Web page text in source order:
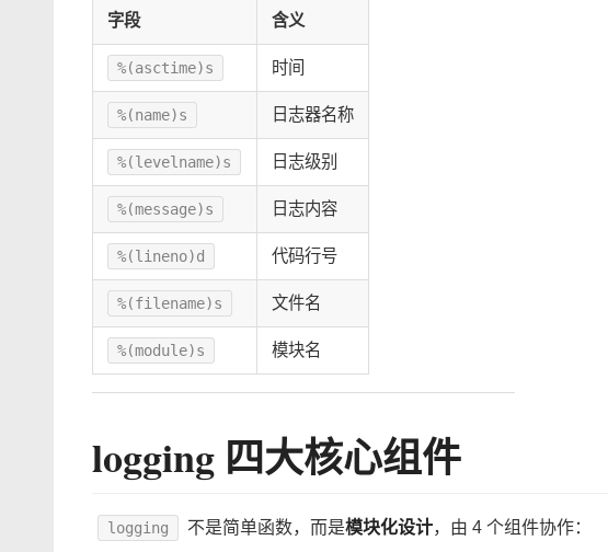
字段 含义
%(asctime)s 时间
%(name)s 日志器名称
%(levelname)s 日志级别
%(message)s 日志内容
%(lineno)d 代码行号
%(filename)s 文件名
%(module)s 模块名
logging 四大核心组件
logging 不是简单函数，而是模块化设计，由 4 个组件协作：